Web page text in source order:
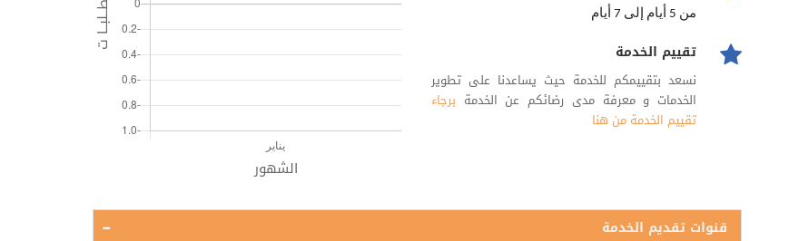
من 5 أيام إلى 7 أيام
تقييم الخدمة
نسعد بتقييمكم للخدمة حيث يساعدنا على تطوير
الخدمات و معرفة مدى رضائكم عن الخدمة برجاء
تقييم الخدمة من هنا
قنوات تقديم الخدمة